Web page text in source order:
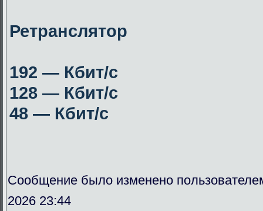
Ретранслятор
192 — Кбит/с
128 — Кбит/с
48 — Кбит/с
Сообщение было изменено
2026 23:44